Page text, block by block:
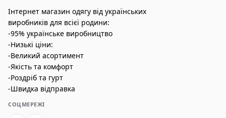
Інтернет магазин одягу від українських
виробників для всієї родини:
-95% українське виробництво
-Низькі ціни:
-Великий асортимент
-Якість та комфорт
-Роздріб та гурт
-Швидка відправка
СОЦМЕРЕЖІ